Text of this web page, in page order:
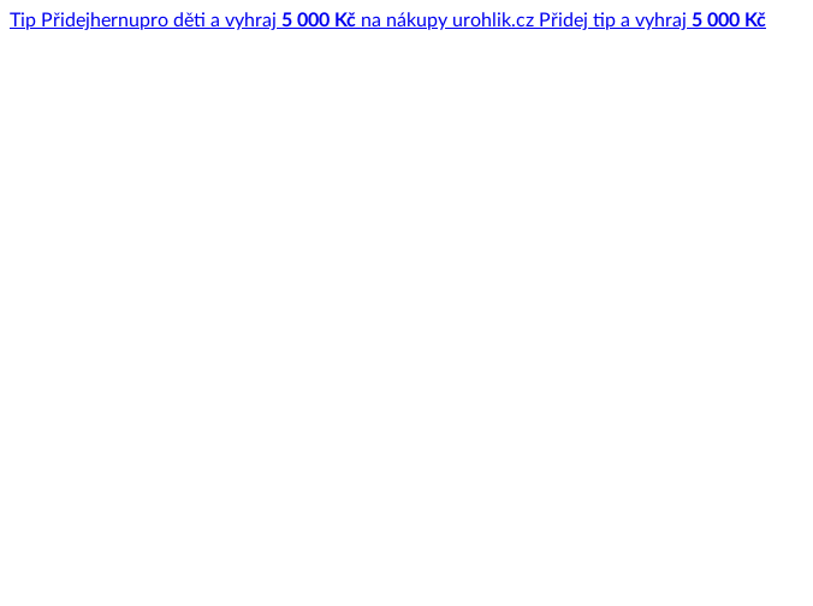
Tip Přidejhernupro děti a vyhraj 5 000 Kč na nákupy urohlik.cz Přidej tip a vyhraj 5 000 Kč